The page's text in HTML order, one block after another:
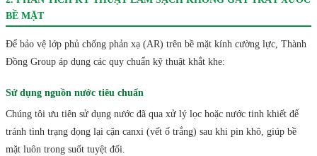
BỀ MẶT
Để bảo vệ lớp phủ chống phản xạ (AR) trên bề mặt kính cường lực, Thành
Đồng Group áp dụng các quy chuẩn kỹ thuật khắt khe:
Sử dụng nguồn nước tiêu chuẩn
Chúng tôi ưu tiên sử dụng nước đã qua xử lý lọc hoặc nước tinh khiết để
tránh tình trạng đọng lại cặn canxi (vết ố trắng) sau khi pin khô, giúp bề
mặt luôn trong suốt tuyệt đối.